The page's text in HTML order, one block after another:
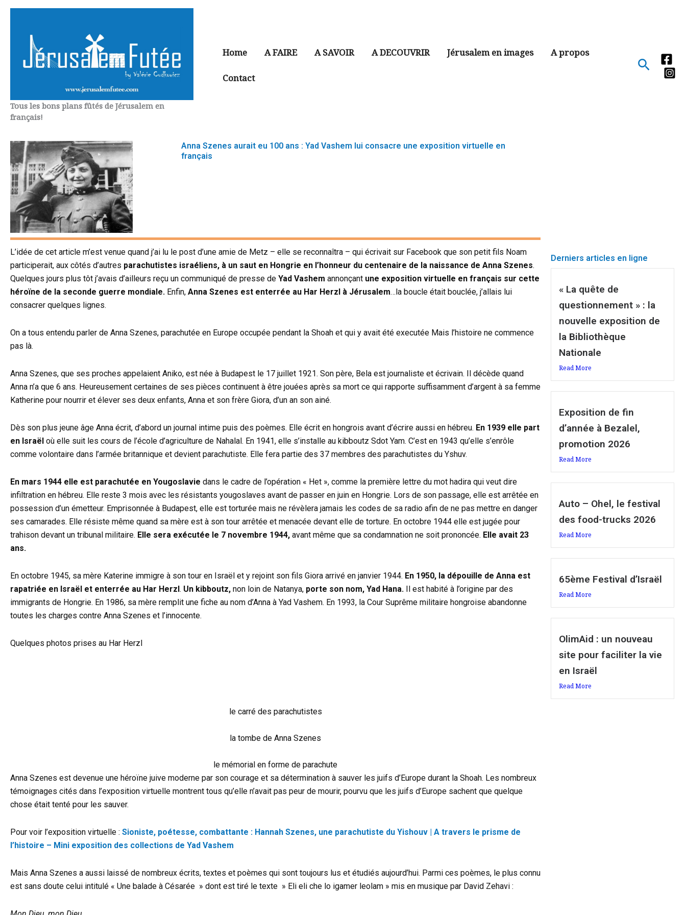
Aller
contenu
Tous les bons plans fûtés de Jérusalem en
français!
Home A FAIRE A SAVOIR A DECOUVRIR Jérusalem en images A propos
Contact
Anna Szenes aurait eu 100 ans : Yad Vashem lui consacre une exposition virtuelle en
français
L’idée de cet article m’est venue quand j’ai lu le post d’une amie de Metz – elle se reconnaîtra – qui écrivait sur Facebook que son petit fils Noam
participerait, aux côtés d’autres parachutistes israéliens, à un saut en Hongrie en l’honneur du centenaire de la naissance de Anna Szenes.
Quelques jours plus tôt j’avais d’ailleurs reçu un communiqué de presse de Yad Vashem annonçant une exposition virtuelle en français sur cette
héroïne de la seconde guerre mondiale. Enfin, Anna Szenes est enterrée au Har Herzl à Jérusalem…la boucle était bouclée, j’allais lui
consacrer quelques lignes.
On a tous entendu parler de Anna Szenes, parachutée en Europe occupée pendant la Shoah et qui y avait été executée Mais l’histoire ne commence
pas là.
Anna Szenes, que ses proches appelaient Aniko, est née à Budapest le 17 juillet 1921. Son père, Bela est journaliste et écrivain. Il décède quand
Anna n’a que 6 ans. Heureusement certaines de ses pièces continuent à être jouées après sa mort ce qui rapporte suffisamment d’argent à sa femme
Katherine pour nourrir et élever ses deux enfants, Anna et son frère Giora, d’un an son ainé.
Dès son plus jeune âge Anna écrit, d’abord un journal intime puis des poèmes. Elle écrit en hongrois avant d’écrire aussi en hébreu. En 1939 elle part
en Israël où elle suit les cours de l’école d’agriculture de Nahalal. En 1941, elle s’installe au kibboutz Sdot Yam. C’est en 1943 qu’elle s’enrôle
comme volontaire dans l’armée britannique et devient parachutiste. Elle fera partie des 37 membres des parachutistes du Yshuv.
En mars 1944 elle est parachutée en Yougoslavie dans le cadre de l’opération « Het », comme la première lettre du mot hadira qui veut dire
infiltration en hébreu. Elle reste 3 mois avec les résistants yougoslaves avant de passer en juin en Hongrie. Lors de son passage, elle est arrêtée en
possession d’un émetteur. Emprisonnée à Budapest, elle est torturée mais ne révèlera jamais les codes de sa radio afin de ne pas mettre en danger
ses camarades. Elle résiste même quand sa mère est à son tour arrêtée et menacée devant elle de torture. En octobre 1944 elle est jugée pour
trahison devant un tribunal militaire. Elle sera exécutée le 7 novembre 1944, avant même que sa condamnation ne soit prononcée. Elle avait 23
ans.
En octobre 1945, sa mère Katerine immigre à son tour en Israël et y rejoint son fils Giora arrivé en janvier 1944. En 1950, la dépouille de Anna est
rapatriée en Israël et enterrée au Har Herzl. Un kibboutz, non loin de Natanya, porte son nom, Yad Hana. Il est habité à l’origine par des
immigrants de Hongrie. En 1986, sa mère remplit une fiche au nom d’Anna à Yad Vashem. En 1993, la Cour Suprême militaire hongroise abandonne
toutes les charges contre Anna Szenes et l’innocente.
Quelques photos prises au Har Herzl
le carré des parachutistes
la tombe de Anna Szenes
le mémorial en forme de parachute
Anna Szenes est devenue une héroïne juive moderne par son courage et sa détermination à sauver les juifs d’Europe durant la Shoah. Les nombreux
témoignages cités dans l’exposition virtuelle montrent tous qu’elle n’avait pas peur de mourir, pourvu que les juifs d’Europe sachent que quelque
chose était tenté pour les sauver.
Pour voir l’exposition virtuelle : Sioniste, poétesse, combattante : Hannah Szenes, une parachutiste du Yishouv | A travers le prisme de
l’histoire – Mini exposition des collections de Yad Vashem
Mais Anna Szenes a aussi laissé de nombreux écrits, textes et poèmes qui sont toujours lus et étudiés aujourd’hui. Parmi ces poèmes, le plus connu
est sans doute celui intitulé « Une balade à Césarée » dont est tiré le texte » Eli eli che lo igamer leolam » mis en musique par David Zehavi :
Derniers articles en ligne
« La quête de
questionnement » : la
nouvelle exposition de
la Bibliothèque
Nationale
Read More
Exposition de fin
d’année à Bezalel,
promotion 2026
Read More
Auto – Ohel, le festival
des food-trucks 2026
Read More
65ème Festival d’Israël
Read More
OlimAid : un nouveau
site pour faciliter la vie
en Israël
Read More